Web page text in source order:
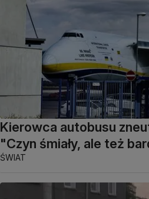
Kierowca autobusu
"Czyn śmiały, ale też
ŚWIAT